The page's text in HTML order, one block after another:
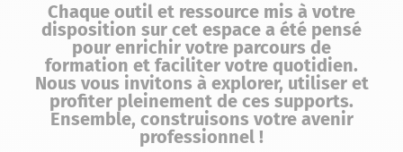
Chaque outil et ressource mis à votre
disposition sur cet espace a été pensé
pour enrichir votre parcours de
formation et faciliter votre quotidien.
Nous vous invitons à explorer, utiliser et
profiter pleinement de ces supports.
Ensemble, construisons votre avenir
professionnel !